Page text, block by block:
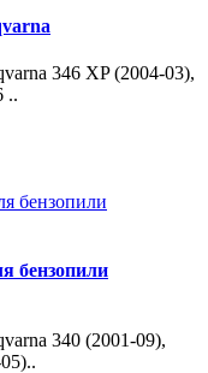
346 XP (2004-03),
..
бензопили
340 (2001-09),